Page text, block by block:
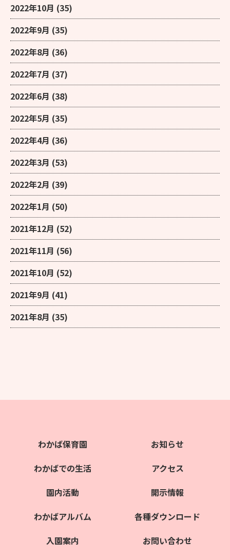
2022年10月 (35)
2022年9月 (35)
2022年8月 (36)
2022年7月 (37)
2022年6月 (38)
2022年5月 (35)
2022年4月 (36)
2022年3月 (53)
2022年2月 (39)
2022年1月 (50)
2021年12月 (52)
2021年11月 (56)
2021年10月 (52)
2021年9月 (41)
2021年8月 (35)
わかば保育園
わかばでの生活
園内活動
わかばアルバム
入園案内
お知らせ
アクセス
開示情報
各種ダウンロード
お問い合わせ